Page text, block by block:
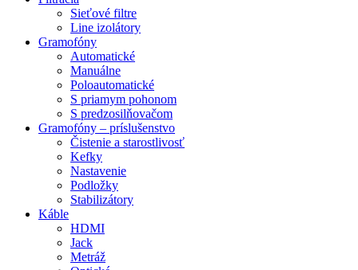
Sieťové filtre
Line izolátory
Gramofóny
Automatické
Manuálne
Poloautomatické
S priamym pohonom
S predzosilňovačom
Gramofóny – príslušenstvo
Čistenie a starostlivosť
Kefky
Nastavenie
Podložky
Stabilizátory
Káble
HDMI
Jack
Metráž